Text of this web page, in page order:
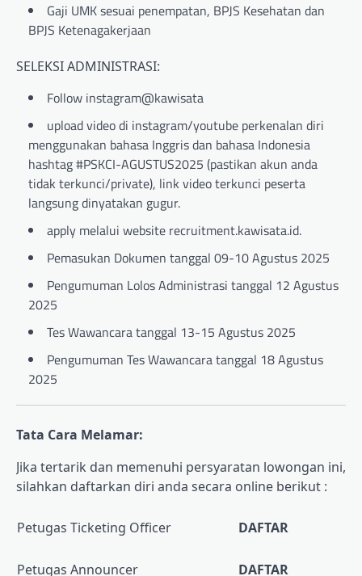
Gaji UMK sesuai penempatan, BPJS Kesehatan dan
BPJS Ketenagakerjaan
SELEKSI ADMINISTRASI:
Follow instagram@kawisata
upload video di instagram/youtube perkenalan diri
menggunakan bahasa Inggris dan bahasa Indonesia
hashtag #PSKCI-AGUSTUS2025 (pastikan akun anda
tidak terkunci/private), link video terkunci peserta
langsung dinyatakan gugur.
apply melalui website recruitment.kawisata.id.
Pemasukan Dokumen tanggal 09-10 Agustus 2025
Pengumuman Lolos Administrasi tanggal 12 Agustus
2025
Tes Wawancara tanggal 13-15 Agustus 2025
Pengumuman Tes Wawancara tanggal 18 Agustus
2025
Tata Cara Melamar:
Jika tertarik dan memenuhi persyaratan lowongan ini,
silahkan daftarkan diri anda secara online berikut :
Petugas Ticketing Officer DAFTAR
Petugas Announcer DAFTAR